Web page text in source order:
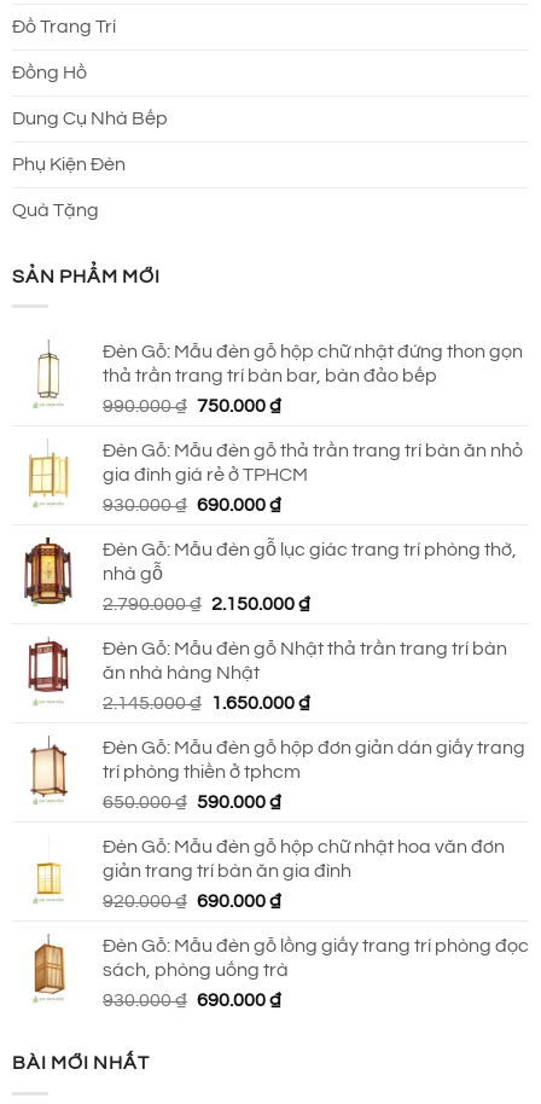
Đồ Trang Trí
Đồng Hồ
Dung Cụ Nhà Bếp
Phụ Kiện Đèn
Quà Tặng
SẢN PHẨM MỚI
Đèn Gỗ: Mẫu đèn gỗ hộp chữ nhật đứng thon gọn
thả trần trang trí bàn bar, bàn đảo bếp
990.000₫ Giá
là:
990.000 ₫.
750.000₫Giá
tại
là:
750.000 ₫.
Đèn Gỗ: Mẫu đèn gỗ thả trần trang trí bàn ăn nhỏ
gia đình giá rẻ ở TPHCM
930.000₫ Giá
là:
690.000₫Giá
tại
690.000 ₫.
Đèn Gỗ: Mẫu đèn gỗ lục giác trang trí phòng thờ,
nhà gỗ
2.790.000₫ Giá
là:
2.790.000 ₫.
2.150.000₫Giá
tại
2.150.000 ₫.
Đèn Gỗ: Mẫu đèn gỗ Nhật thả trần trang trí bàn
ăn nhà hàng Nhật
2.145.000₫
Giá
là:
2.145.000 ₫.
1.650.000₫Giá
tại
Đèn Gỗ: Mẫu đèn gỗ hộp đơn giản dán giấy trang
trí phòng thiền ở tphcm
650.000₫ Giá
là:
650.000 ₫.
590.000₫Giá
tại
là:
590.000 ₫.
Đèn Gỗ: Mẫu đèn gỗ hộp chữ nhật hoa văn đơn
giản trang trí bàn ăn gia đình
920.000₫ Giá
là:
920.000 ₫.
690.000₫Giá
tại
là:
690.000 ₫.
Đèn Gỗ: Mẫu đèn gỗ lồng giấy trang trí phòng đọc
sách, phòng uống trà
930.000₫ Giá
690.000₫Giá
BÀI MỚI NHẤT